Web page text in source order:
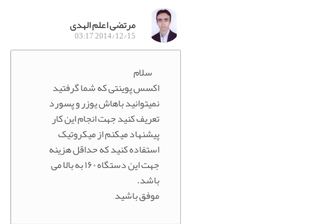
مرتضی اعلم الهدی
2014/12/15 03:17
اکسس پوینتی که شما گرفتید
نمیتوانید باهاش یوزر و پسورد
تعریف کنید جهت انجام این کار
پیشنهاد میکنم از میکروتیک
استفاده کنید که حداقل هزینه
جهت این دستگاه ۱۶۰ به بالا می